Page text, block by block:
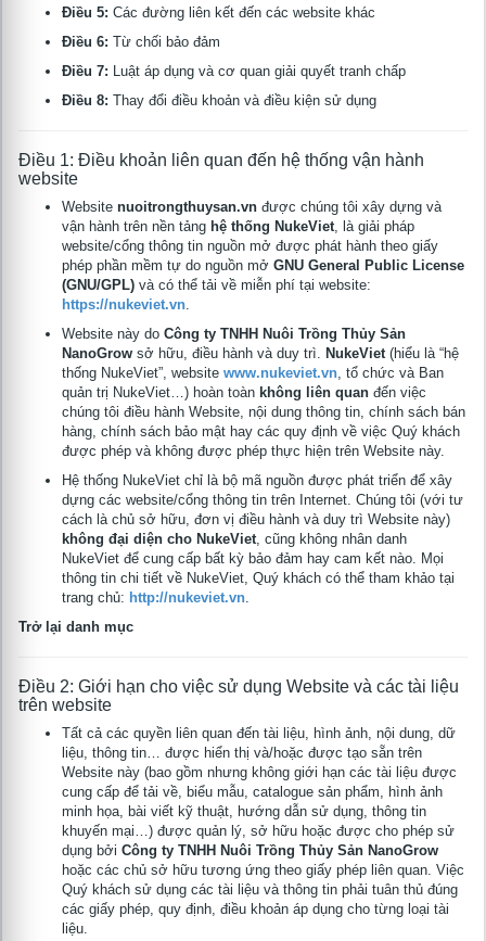
Điều 5: Các đường liên kết đến các website khác
Điều 6: Từ chối bảo đảm
Điều 7: Luật áp dụng và cơ quan giải quyết tranh chấp
Điều 8: Thay đổi điều khoản và điều kiện sử dụng
Điều 1: Điều khoản liên quan đến hệ thống vận hành
website
Website nuoitrongthuysan.vn được chúng tôi xây dựng và
vận hành trên nền tảng hệ thống NukeViet , là giải pháp
website/cổng thông tin nguồn mở được phát hành theo giấy
phép phần mềm tự do nguồn mở GNU General Public License
(GNU/GPL) và có thể tải về miễn phí tại website:
https://nukeviet.vn
Website này do Công ty TNHH Nuôi Trồng Thủy Sản
NanoGrow sở hữu, điều hành và duy trì. NukeViet (hiểu là “hệ
thống NukeViet”, website www.nukeviet.vn , tổ chức và Ban
quản trị NukeViet…) hoàn toàn không liên quan đến việc
chúng tôi điều hành Website, nội dung thông tin, chính sách bán
hàng, chính sách bảo mật hay các quy định về việc Quý khách
được phép và không được phép thực hiện trên Website này.
Hệ thống NukeViet chỉ là bộ mã nguồn được phát triển để xây
dựng các website/cổng thông tin trên Internet. Chúng tôi (với tư
cách là chủ sở hữu, đơn vị điều hành và duy trì Website này)
không đại diện cho NukeViet , cũng không nhân danh
NukeViet để cung cấp bất kỳ bảo đảm hay cam kết nào. Mọi
thông tin chi tiết về NukeViet, Quý khách có thể tham khảo tại
trang chủ: http://nukeviet.vn
Trở lại danh mục
Điều 2: Giới hạn cho việc sử dụng Website và các tài liệu
trên website
Tất cả các quyền liên quan đến tài liệu, hình ảnh, nội dung, dữ
liệu, thông tin… được hiển thị và/hoặc được tạo sẵn trên
Website này (bao gồm nhưng không giới hạn các tài liệu được
cung cấp để tải về, biểu mẫu, catalogue sản phẩm, hình ảnh
minh họa, bài viết kỹ thuật, hướng dẫn sử dụng, thông tin
khuyến mại…) được quản lý, sở hữu hoặc được cho phép sử
dụng bởi Công ty TNHH Nuôi Trồng Thủy Sản NanoGrow
hoặc các chủ sở hữu tương ứng theo giấy phép liên quan. Việc
Quý khách sử dụng các tài liệu và thông tin phải tuân thủ đúng
các giấy phép, quy định, điều khoản áp dụng cho từng loại tài
liệu.